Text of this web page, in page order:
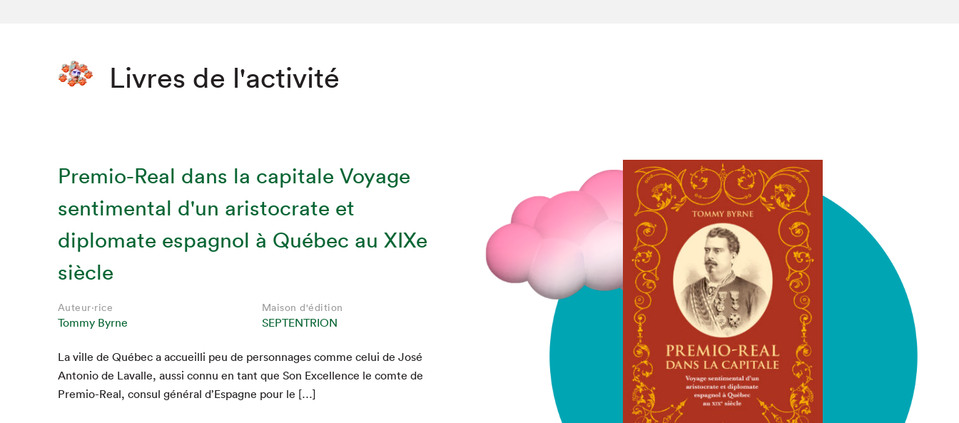
Que cherchez-vous?
Livres de l'activité
Premio-Real dans la capitale Voyage
sentimental d'un aristocrate et
diplomate espagnol à Québec au XIXe
siècle
Auteur·rice
Tommy Byrne
Maison d'édition
SEPTENTRION
La ville de Québec a accueil­li peu de per­son­nages comme celui de José
Anto­nio de Lavalle, aus­si con­nu en tant que Son Excel­lence le comte de
Pre­mio-Real, con­sul général d’Es­pagne pour le […]